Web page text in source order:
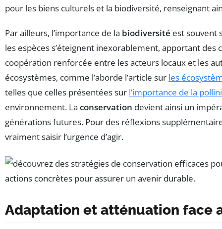
pour les biens culturels et la biodiversité, renseignant
Par ailleurs, l’importance de la biodiversité est souvent
les espèces s’éteignent inexorablement, apportant
coopération renforcée entre les acteurs locaux et les
écosystèmes, comme l’aborde l’article sur les
telles que celles présentées sur l’importance de la
environnement. La conservation devient ainsi un
générations futures. Pour des réflexions
vraiment saisir l’urgence d’agir.
Adaptation et atténuation face